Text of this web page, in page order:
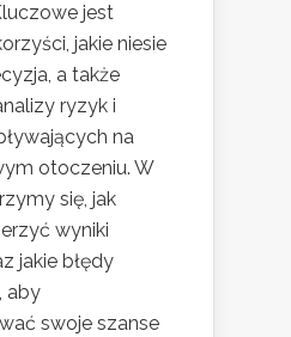
jest
jakie niesie
a także
ryzyk i
na
otoczeniu. W
się, jak
wyniki
jakie błędy
aby
swoje szanse